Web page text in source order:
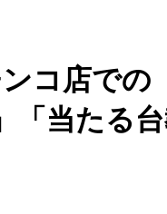
コ店での
当たる台